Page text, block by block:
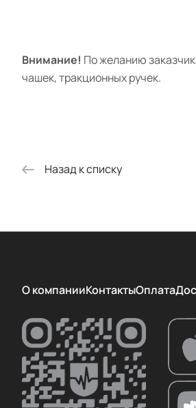
Внимание! По желанию
чашек, тракционных ручек.
Назад к списку
О компанииКонтактыОплата